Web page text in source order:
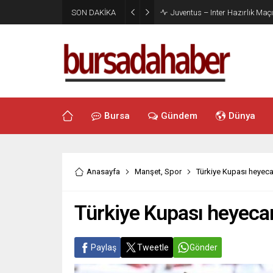
SON DAKİKA Juventus – Inter Hazırlık Maçı
Bursa Gündem Dünya
Anasayfa Manşet, Spor Türkiye Kupası
Türkiye Kupası
Paylaş Tweetle Gönder